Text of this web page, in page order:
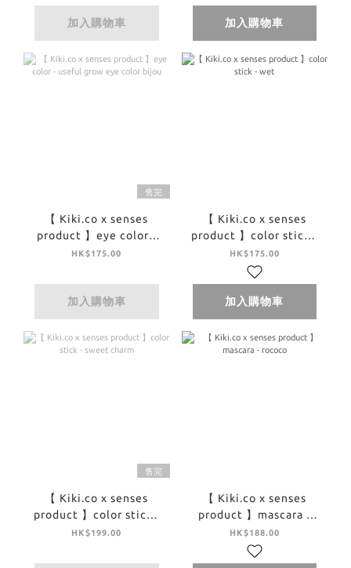
加入購物車 加入購物車
售完
【 Kiki.co x senses
product 】eye color -
useful grow eye color
HK$175.00
加入購物車
【 Kiki.co x senses
product 】color stick -
wet
HK$175.00
加入購物車
售完
【 Kiki.co x senses
product 】color stick -
sweet charm
HK$199.00
【 Kiki.co x senses
product 】mascara -
rococo
HK$188.00